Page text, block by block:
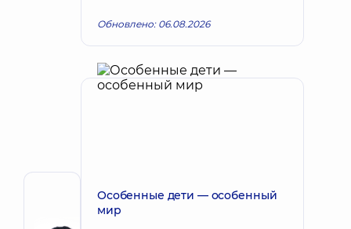
Автор,
Рецензент
Обновлено: 06.08.2026
Особенные дети — особенный
мир